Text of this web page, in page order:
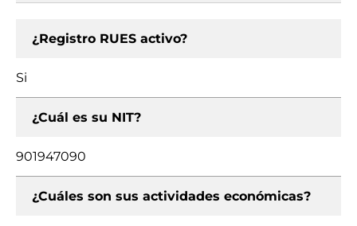
¿Registro RUES activo?
Si
¿Cuál es su NIT?
901947090
¿Cuáles son sus actividades económicas?